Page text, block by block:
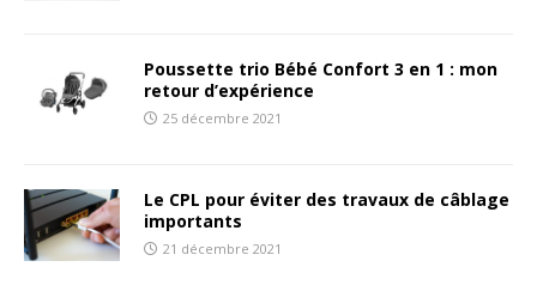
Poussette trio Bébé Confort 3 en 1 : mon
retour d’expérience
25 décembre 2021
Le CPL pour éviter des travaux de câblage
importants
21 décembre 2021